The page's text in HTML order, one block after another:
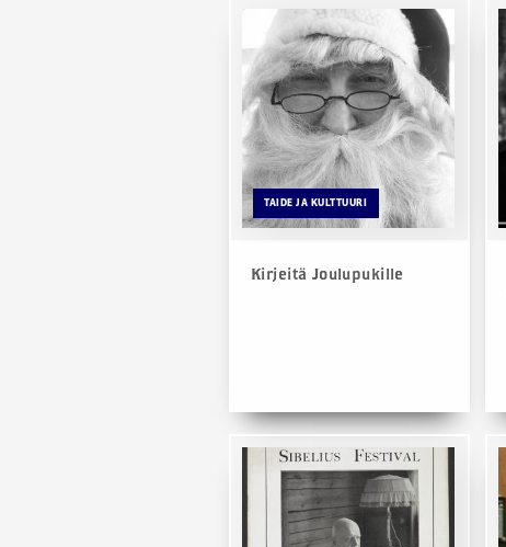
TAIDE JA KULTTUURI
Kirjeitä Joulupukille